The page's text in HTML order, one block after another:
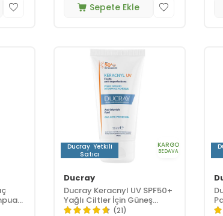
Sepete Ekle
Ducray Yetkili
Satıcı
KARGO
BEDAVA
Ducray
Ducray Keracnyl UV SPF50+
Yağlı Ciltler İçin Güneş
Koruyucu 50 ml
(21)